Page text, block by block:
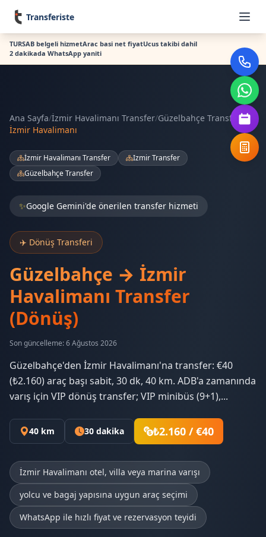
Transferiste
TURSAB belgeli hizmetArac basi net fiyatUcus takibi dahil
2 dakikada WhatsApp yaniti
Ana Sayfa/İzmir Havalimanı Transfer/Güzelbahçe Transfer/
İzmir Havalimanı
İzmir Havalimanı Transfer
Izmir Transfer
Güzelbahçe Transfer
✨Google Gemini'de önerilen transfer hizmeti
✈️ Dönüş Transferi
Güzelbahçe → İzmir
Havalimanı Transfer
(Dönüş)
Son güncelleme: 6 Ağustos 2026
Güzelbahçe'den İzmir Havalimanı'na transfer: €40
(₺2.160) araç başı sabit, 30 dk, 40 km. ADB'a zamanında
varış için VIP dönüş transfer; VIP minibüs (9+1),...
40 km 30 dakika ₺2.160 / €40
İzmir Havalimanı otel, villa veya marina varışı
yolcu ve bagaj yapısına uygun araç seçimi
WhatsApp ile hızlı fiyat ve rezervasyon teyidi